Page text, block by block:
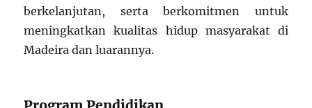
berkelanjutan, serta berkomitmen untuk
meningkatkan kualitas hidup masyarakat di
Madeira dan luarannya.